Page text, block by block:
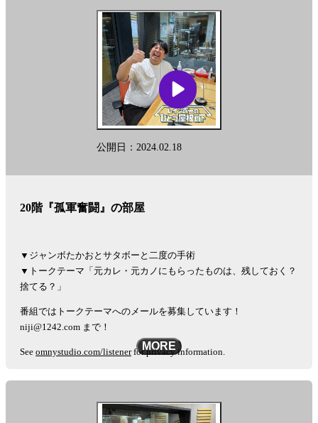
公開日：2024.02.18
20階『孤軍奮闘』の部屋
▼ジャンボたかおとサタボーと二度の手術
▼トークテーマ「元カレ・元カノにもらったものは、残しておく？
捨てる？」
番組ではトークテーマへのメールを募集しています！
niji@1242.com まで！
See omnystudio.com/listenerfor privacy information.
MORE